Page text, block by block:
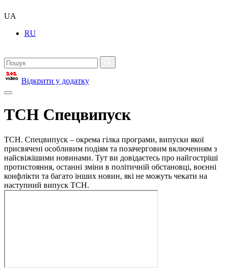
UA
RU
Відкрити у додатку
ТСН Спецвипуск
ТСН. Спецвипуск – окрема гілка програми, випуски якої
присвячені особливим подіям та позачерговим включенням з
найсвіжішими новинами. Тут ви довідаєтесь про найгостріші
протистояння, останні зміни в політичній обстановці, воєнні
конфлікти та багато інших новин, які не можуть чекати на
наступний випуск ТСН.